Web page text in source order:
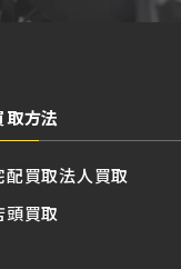
取方法
配買取
頭買取
法人買取